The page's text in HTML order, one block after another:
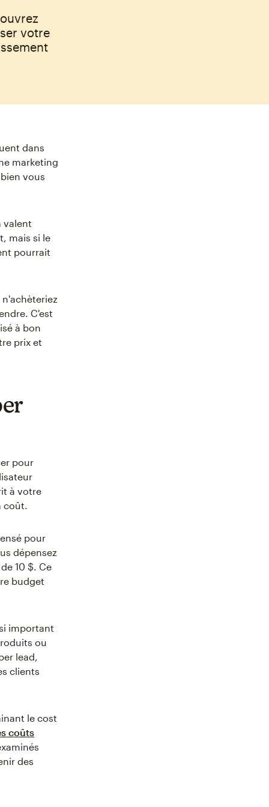
votre
dans
marketing
vous
valent
mais si le
pourrait
C'est
à bon
prix et
pour
à votre
coût.
pour
dépensez
10 $. Ce
budget
important
ou
lead,
clients
le cost
coûts
des